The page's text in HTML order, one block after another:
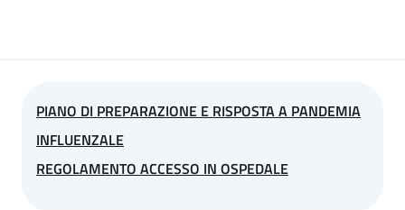
PIANO DI PREPARAZIONE E RISPOSTA A PANDEMIA
INFLUENZALE
REGOLAMENTO ACCESSO IN OSPEDALE